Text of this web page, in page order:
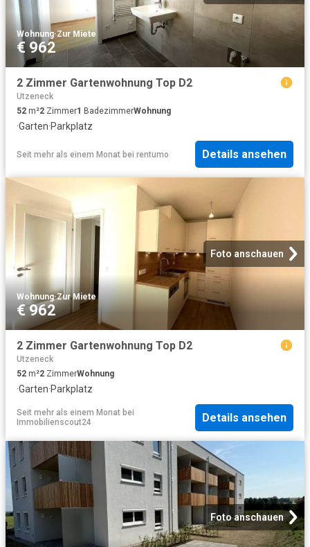
Wohnung·Zur Miete
€ 962
2 Zimmer Gartenwohnung Top D2
Utzeneck
52 m²2 Zimmer1 BadezimmerWohnung
·Garten·Parkplatz
Seit mehr als einem Monat bei rentumo Details ansehen
Foto anschauen
Wohnung·Zur Miete
€ 962
2 Zimmer Gartenwohnung Top D2
Utzeneck
52 m²2 ZimmerWohnung
·Garten·Parkplatz
Seit mehr als einem Monat bei
Immobilienscout24
Details ansehen
Foto anschauen